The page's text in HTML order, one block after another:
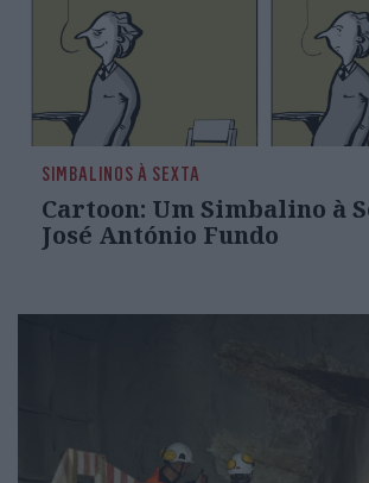
SIMBALINOS À SEXTA
Cartoon: Um Simbalino à
José António Fundo